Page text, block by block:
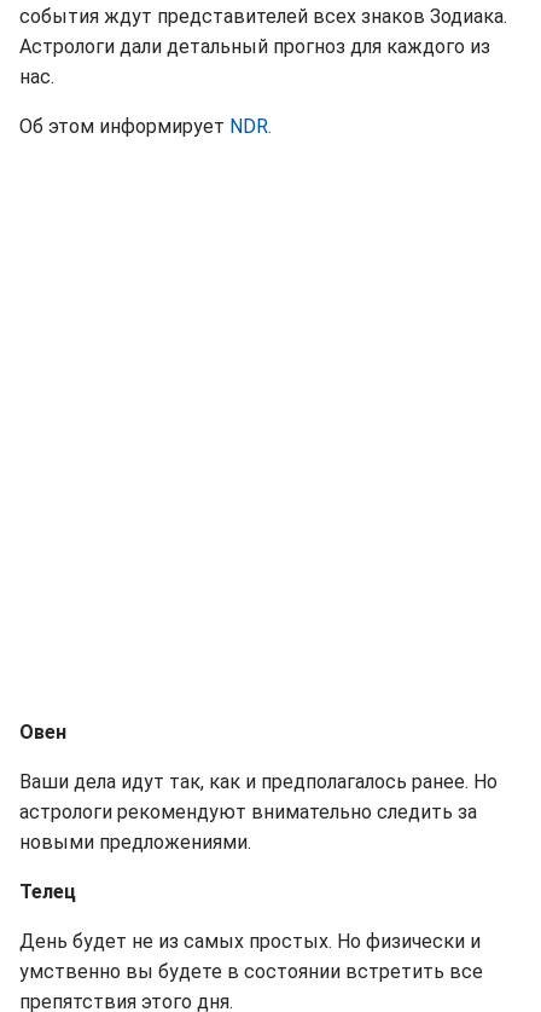
события ждут представителей всех знаков Зодиака.
Астрологи дали детальный прогноз для каждого из
нас.
Об этом информирует NDR.
Овен
Ваши дела идут так, как и предполагалось ранее. Но
астрологи рекомендуют внимательно следить за
новыми предложениями.
Телец
День будет не из самых простых. Но физически и
умственно вы будете в состоянии встретить все
препятствия этого дня.